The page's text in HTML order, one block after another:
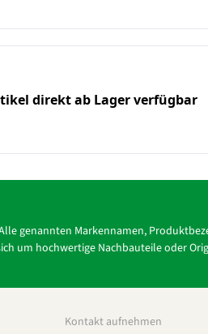
direkt ab Lager verfügbar
genannten Markennamen,
um hochwertige Nachbauteile oder
Kontakt aufnehmen